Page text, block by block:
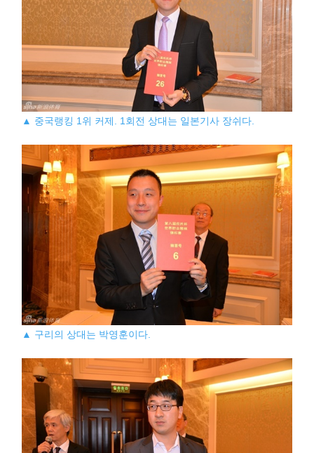
▲ 중국랭킹 1위 커제. 1회전 상대는 일본기사 장쉬다.
▲ 구리의 상대는 박영훈이다.